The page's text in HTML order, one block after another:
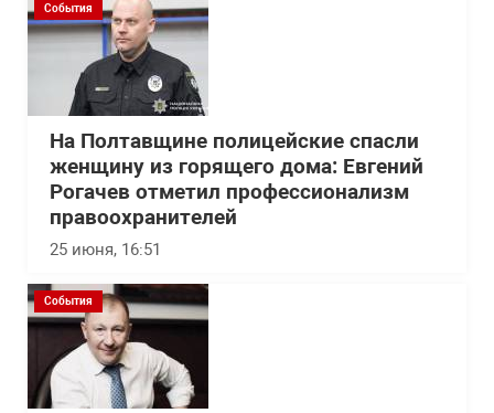
События
На Полтавщине полицейские спасли
женщину из горящего дома: Евгений
Рогачев отметил профессионализм
правоохранителей
25 июня, 16:51
События